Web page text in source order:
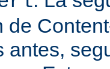
de
antes,